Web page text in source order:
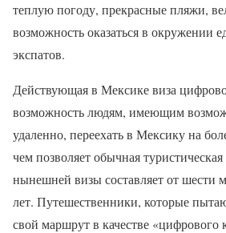
теплую погоду, прекрасные пляжи,
возможность оказаться в
экспатов.
Действующая в Мексике виза
возможность людям, имеющим
удаленно, переехать в Мексику на
чем позволяет обычная
нынешней визы составляет от шести
лет. Путешественники, которые
свой маршрут в качестве «цифрового